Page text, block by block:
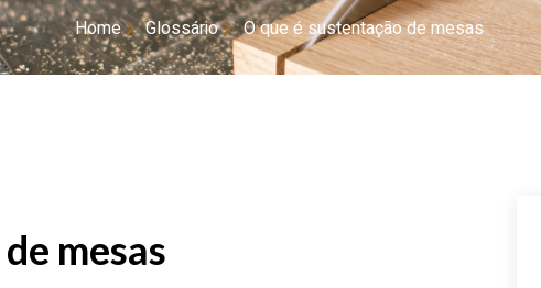
Home Glossário O que é sustentação de mesas
mesas